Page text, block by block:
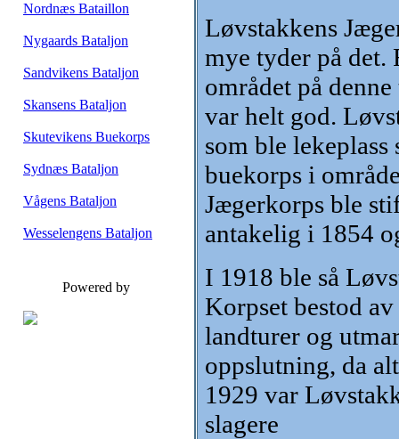
Nordnæs Bataillon
Nygaards Bataljon
Sandvikens Bataljon
Skansens Bataljon
Skutevikens Buekorps
Sydnæs Bataljon
Vågens Bataljon
Wesselengens Bataljon
Powered by
Løvstakkens
mye tyder på det.
området på
var helt god.
som ble
buekorps i
Jægerkorps ble
antakelig i 1854
I 1918 ble så
Korpset bestod
landturer og
oppslutning, da
1929 var
slagere